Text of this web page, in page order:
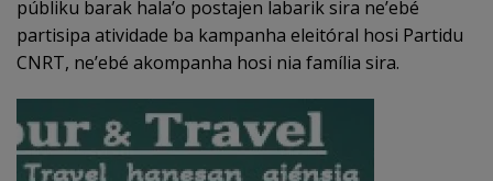
públiku barak hala’o postajen labarik sira ne’ebé
partisipa atividade ba kampanha eleitóral hosi Partidu
CNRT, ne’ebé akompanha hosi nia família sira.